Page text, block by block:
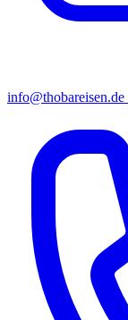
info@thobareisen.de